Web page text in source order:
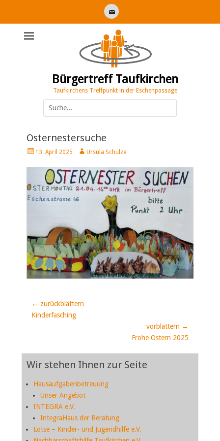
E-
Bürgertreff Taufkirchen
Taufkirchens Treffpunkt in der Eschenpassage
Suche
nach:
Osternestersuche
Veröffentlicht
13. April 2025 AutorUrsula Schulze
Beitragsnavigation
← zurückblättern
Vorheriger
Kinderfasching
vorblättern →
Frohe Ostern 2025
Wir stehen Ihnen zur Seite
Hausaufgabenbetreuung
Unser Angebot
INTEGRA e.V.
IntegraHaus der Beratung
Lotse – Kinder- und Jugendhilfe e.V.